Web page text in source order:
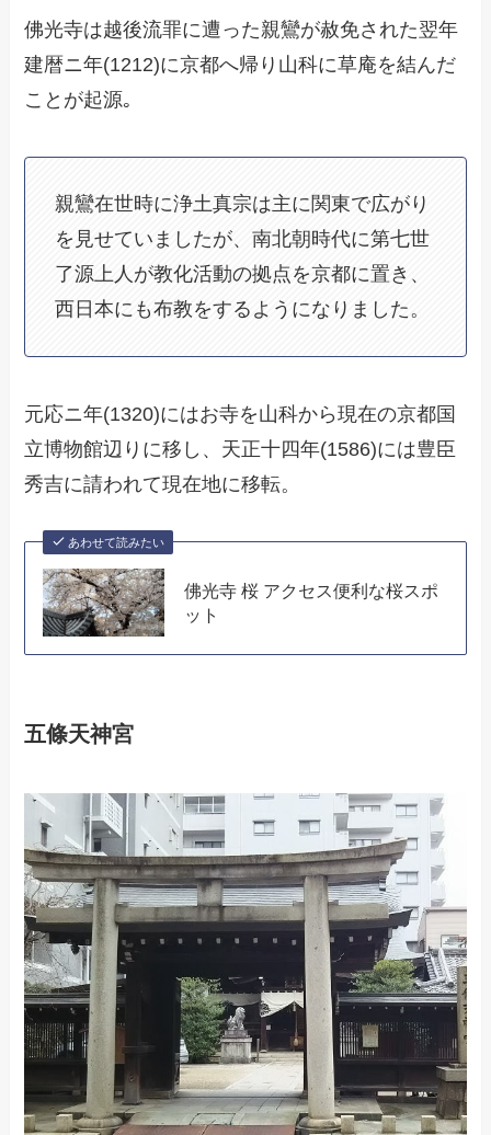
佛光寺は越後流罪に遭った親鸞が赦免された翌年
建暦ニ年(1212)に京都へ帰り山科に草庵を結んだ
ことが起源｡
親鸞在世時に浄土真宗は主に関東で広がり
を見せていましたが、南北朝時代に第七世
了源上人が教化活動の拠点を京都に置き、
西日本にも布教をするようになりました。
元応ニ年(1320)にはお寺を山科から現在の京都国
立博物館辺りに移し、天正十四年(1586)には豊臣
秀吉に請われて現在地に移転。
あわせて読みたい
佛光寺 桜 アクセス便利な桜スポ
ット
五條天神宮